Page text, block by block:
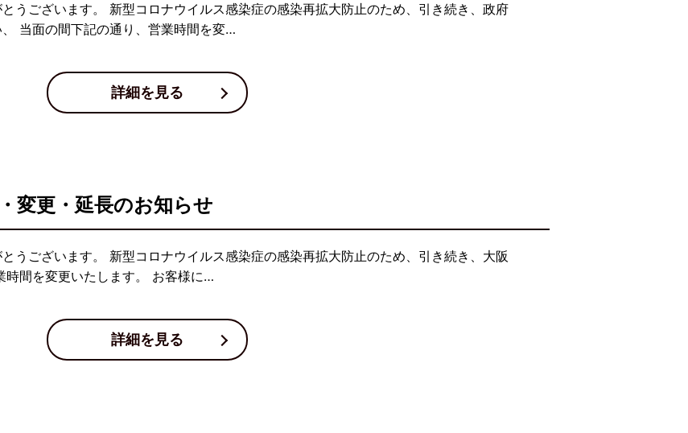
うございます。 新型コロナウイルス感染症の感染再拡大防止のため、引き続き、政府
当面の間下記の通り、営業時間を変…
詳細を見る
変更・延長のお知らせ
うございます。 新型コロナウイルス感染症の感染再拡大防止のため、引き続き、大阪
時間を変更いたします。 お客様に…
詳細を見る